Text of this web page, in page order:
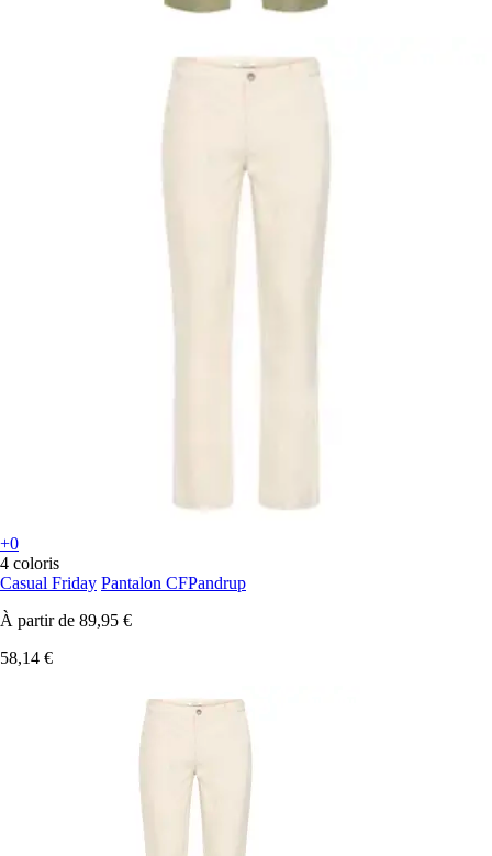
+0
4 coloris
Casual Friday Pantalon CFPandrup
À partir de 89,95 €
58,14 €